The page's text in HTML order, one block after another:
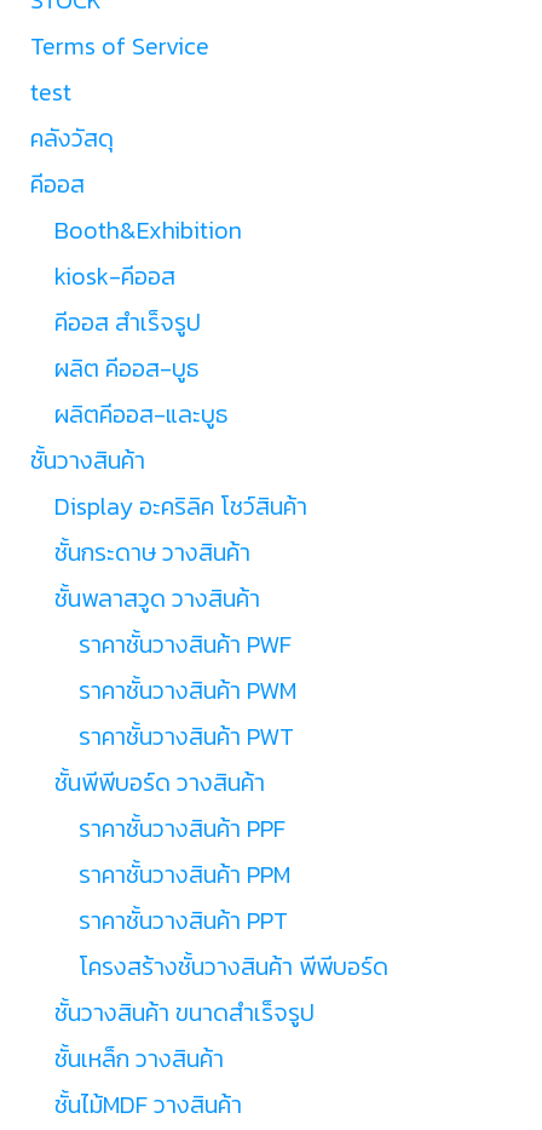
Terms of Service
test
คลังวัสดุ
คีออส
Booth&Exhibition
kiosk-คีออส
คีออส สำเร็จรูป
ผลิต คีออส-บูธ
ผลิตคีออส-และบูธ
ชั้นวางสินค้า
Display อะคริลิค โชว์สินค้า
ชั้นกระดาษ วางสินค้า
ชั้นพลาสวูด วางสินค้า
ราคาชั้นวางสินค้า PWF
ราคาชั้นวางสินค้า PWM
ราคาชั้นวางสินค้า PWT
ชั้นพีพีบอร์ด วางสินค้า
ราคาชั้นวางสินค้า PPF
ราคาชั้นวางสินค้า PPM
ราคาชั้นวางสินค้า PPT
โครงสร้างชั้นวางสินค้า พีพีบอร์ด
ชั้นวางสินค้า ขนาดสำเร็จรูป
ชั้นเหล็ก วางสินค้า
ชั้นไม้MDF วางสินค้า